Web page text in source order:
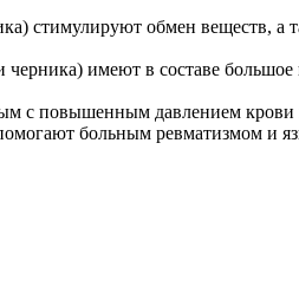
стимулируют обмен веществ,
имеют в составе
с повышенным давлением
больным ревматизмом и